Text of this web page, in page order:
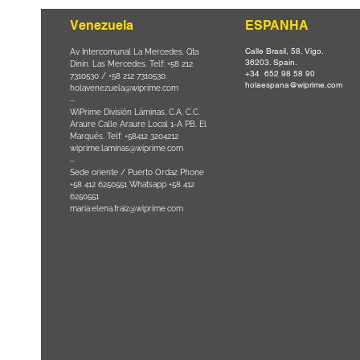
Venezuela
Av Intercomunal La Mercedes. Qta
Dinin. Las Mercedes. Telf: +58 212
7310530 / +58 212 7310530.
holavenezuela@wiprime.com
⏤
WiPrime División Láminas, C.A. C.C.
Araure Calle Araure Local 1-A PB. El
Marqués. Telf: +58412 3204212
wiprime.laminas@wiprime.com
⏤
Sede oriente / Puerto Ordaz Phone
+58 412 6250551 Whatsapp +58 412
6250551
maria.elena.fraiz@wiprime.com
ESPANHA
Calle Brasil, 58. Vigo.
36203. Spain.
+34 652 98 58 90
holaespana@wiprime.com